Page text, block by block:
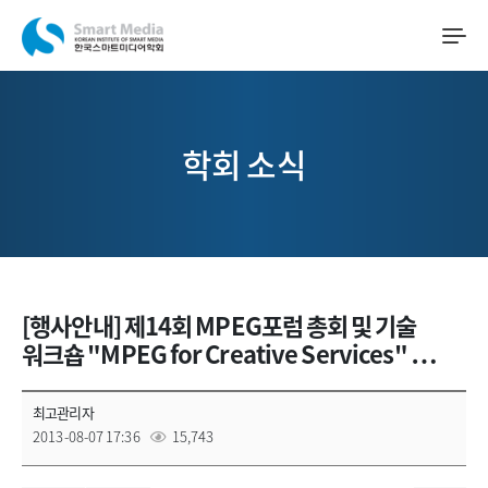
학회 소식
[행사안내] 제14회 MPEG포럼 총회 및 기술
워크숍 "MPEG for Creative Services" …
최고관리자
2013-08-07 17:36
15,743